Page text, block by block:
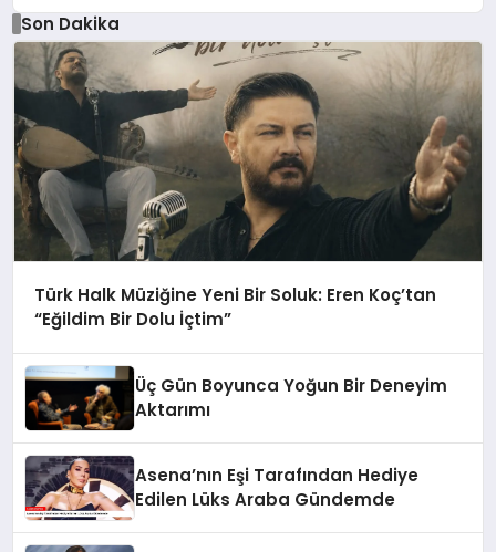
Son Dakika
Türk Halk Müziğine Yeni Bir Soluk: Eren Koç’tan
“Eğildim Bir Dolu İçtim”
Üç Gün Boyunca Yoğun Bir Deneyim
Aktarımı
Asena’nın Eşi Tarafından Hediye
Edilen Lüks Araba Gündemde